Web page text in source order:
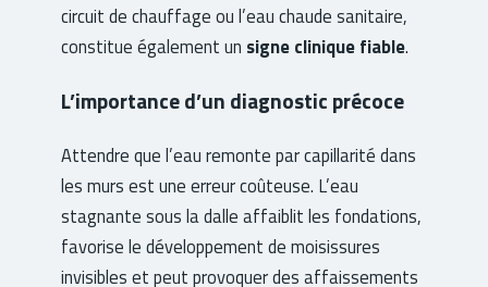
circuit de chauffage ou l’eau chaude sanitaire,
constitue également un signe clinique fiable.
L’importance d’un diagnostic précoce
Attendre que l’eau remonte par capillarité dans
les murs est une erreur coûteuse. L’eau
stagnante sous la dalle affaiblit les fondations,
favorise le développement de moisissures
invisibles et peut provoquer des affaissements